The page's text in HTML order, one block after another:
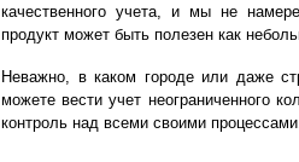
качественного учета, и мы не
продукт может быть полезен как
Неважно, в каком городе или даже
можете вести учет неограниченного
контроль над всеми своими